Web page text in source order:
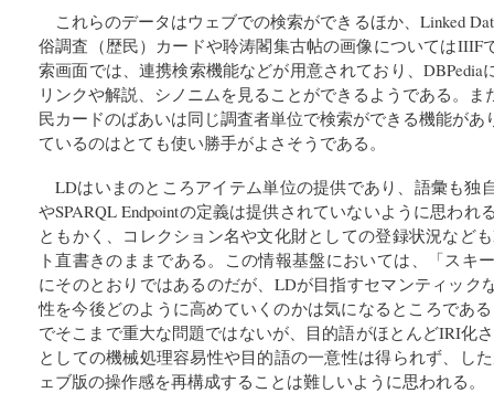
これらのデータはウェブでの検索ができるほか、Linked
俗調査（歴民）カードや聆涛閣集古帖の画像についてはIIIF
索画面では、連携検索機能などが用意されており、DBPedia
リンクや解説、シノニムを見ることができるようである。
民カードのばあいは同じ調査者単位で検索ができる機能が
ているのはとても使い勝手がよさそうである。
LDはいまのところアイテム単位の提供であり、語彙も独
やSPARQL Endpointの定義は提供されていないように思わ
ともかく、コレクション名や文化財としての登録状況など
ト直書きのままである。この情報基盤においては、「スキ
にそのとおりではあるのだが、LDが目指すセマンティック
性を今後どのように高めていくのかは気になるところである
でそこまで重大な問題ではないが、目的語がほとんどIRI化
としての機械処理容易性や目的語の一意性は得られず、し
ェブ版の操作感を再構成することは難しいように思われる。